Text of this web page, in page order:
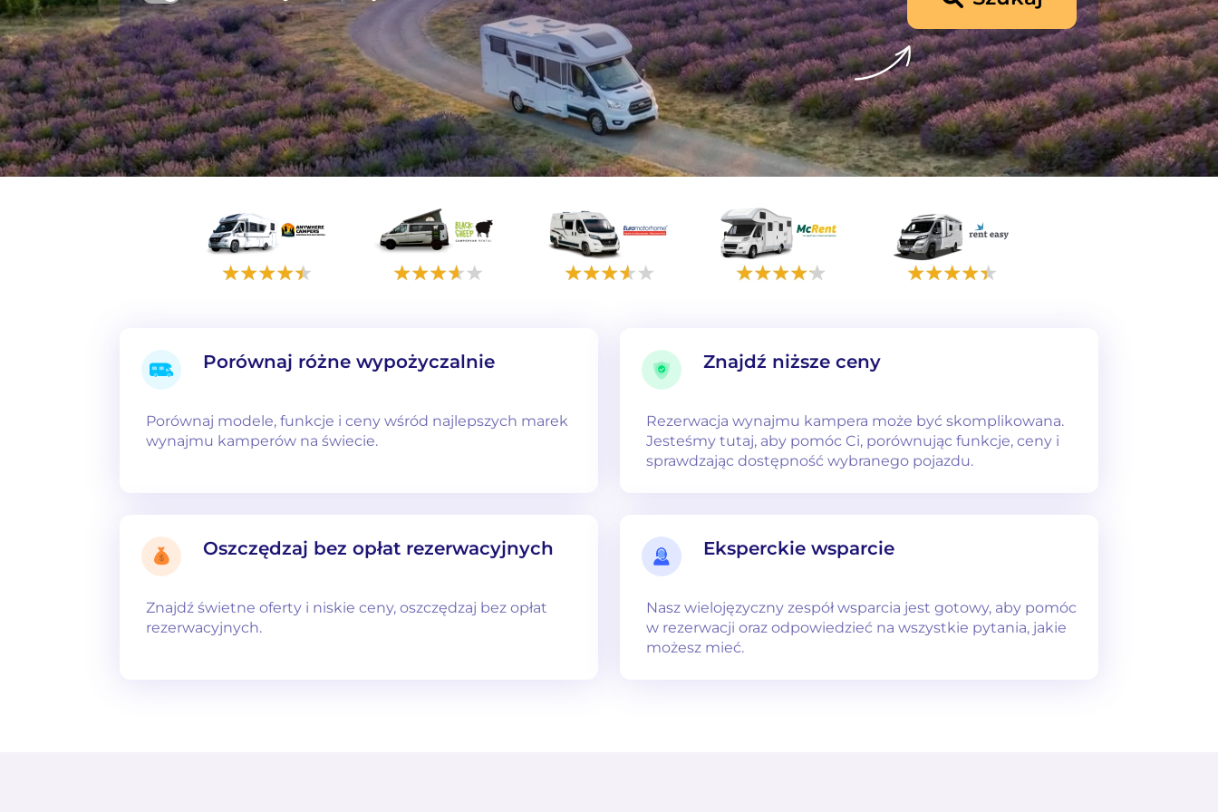
Porównaj różne wypożyczalnie
Porównaj modele, funkcje i ceny wśród najlepszych marek
wynajmu kamperów na świecie.
Znajdź niższe ceny
Rezerwacja wynajmu kampera może być skomplikowana.
Jesteśmy tutaj, aby pomóc Ci, porównując funkcje, ceny i
sprawdzając dostępność wybranego pojazdu.
Oszczędzaj bez opłat rezerwacyjnych
Znajdź świetne oferty i niskie ceny, oszczędzaj bez opłat
rezerwacyjnych.
Eksperckie wsparcie
Nasz wielojęzyczny zespół wsparcia jest gotowy, aby pomóc
w rezerwacji oraz odpowiedzieć na wszystkie pytania, jakie
możesz mieć.